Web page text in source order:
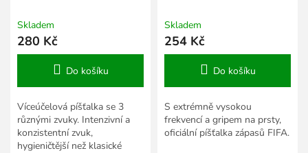
Skladem
280 Kč
Do košíku
Víceúčelová píšťalka se 3
různými zvuky. Intenzivní a
konzistentní zvuk,
hygieničtější než klasické
Skladem
254 Kč
Do košíku
S extrémně vysokou
frekvencí a gripem na prsty,
oficiální píšťalka zápasů FIFA.